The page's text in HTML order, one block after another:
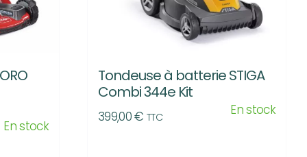
En stock
Tondeuse à batterie STIGA
Combi 344e Kit
399,00€ TTC En stock